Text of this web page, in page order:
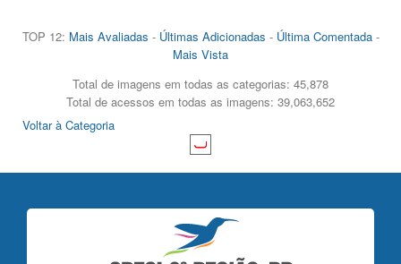
TOP 12: Mais Avaliadas - Últimas Adicionadas - Última Comentada-
Mais Vista
Total de imagens em todas as categorias: 45,878
Total de acessos em todas as imagens: 39,063,652
Voltar à Categoria